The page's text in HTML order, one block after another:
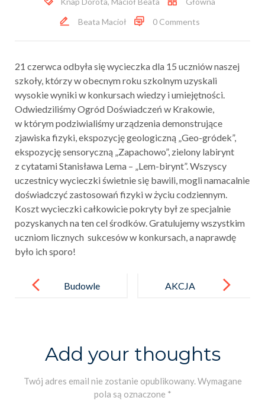
Beata Macioł
0 Comments
21 czerwca odbyła się wycieczka dla 15 uczniów naszej
szkoły, którzy w obecnym roku szkolnym uzyskali
wysokie wyniki w konkursach wiedzy i umiejętności.
Odwiedziliśmy Ogród Doświadczeń w Krakowie,
w którym podziwialiśmy urządzenia demonstrujące
zjawiska fizyki, ekspozycję geologiczną „Geo-gródek”,
ekspozycję sensoryczną „Zapachowo”, zielony labirynt
z cytatami Stanisława Lema – „Lem-birynt”. Wszyscy
uczestnicy wycieczki świetnie się bawili, mogli namacalnie
doświadczyć zastosowań fizyki w życiu codziennym.
Koszt wycieczki całkowicie pokryty był ze specjalnie
pozyskanych na ten cel środków. Gratulujemy wszystkim
uczniom licznych sukcesów w konkursach, a naprawdę
było ich sporo!
navigation
Budowle
AKCJA
MISJE”
Add your thoughts
Twój adres email nie zostanie opublikowany. Wymagane
pola są oznaczone *